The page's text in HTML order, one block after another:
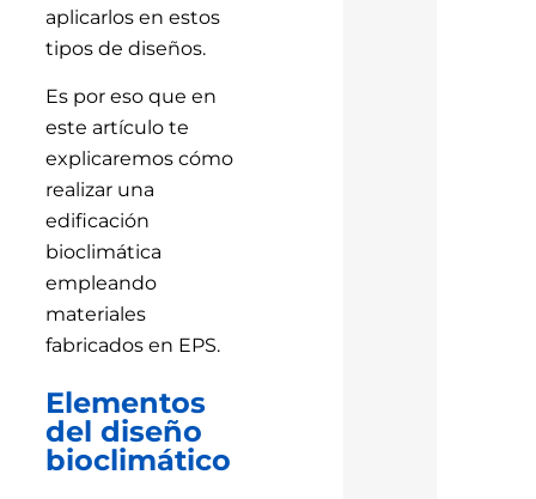
aplicarlos en estos
tipos de diseños.
Es por eso que en
este artículo te
explicaremos cómo
realizar una
edificación
bioclimática
empleando
materiales
fabricados en EPS.
Elementos
del diseño
bioclimático